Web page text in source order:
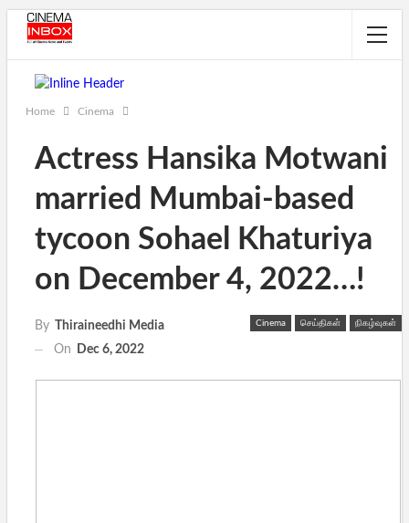
Home Cinema
Actress Hansika Motwani
married Mumbai-based
tycoon Sohael Khaturiya
on December 4, 2022…!
Cinema செய்திகள் நிகழ்வுகள்
By
Thiraineedhi Media
On
Dec 6, 2022